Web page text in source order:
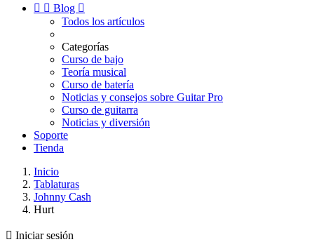
  Blog 
Todos los artículos
Categorías
Curso de bajo
Teoría musical
Curso de batería
Noticias y consejos sobre Guitar Pro
Curso de guitarra
Noticias y diversión
Soporte
Tienda
Inicio
Tablaturas
Johnny Cash
Hurt
 Iniciar sesión